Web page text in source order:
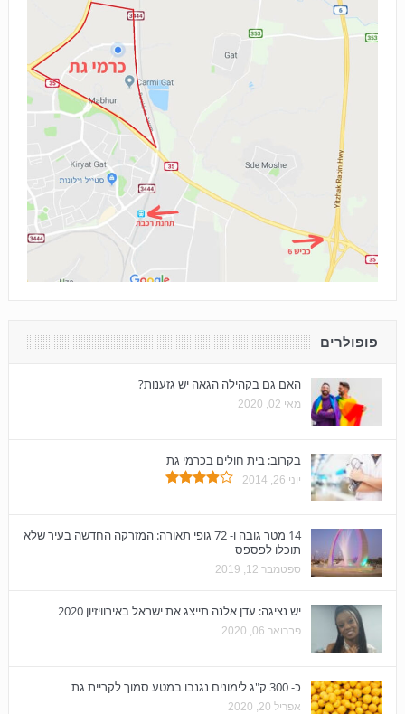
פופולרים
האם גם בקהילה הגאה יש גזענות?
מאי 02, 2020
בקרוב: בית חולים בכרמי גת
יוני 26, 2014
14 מטר גובה ו- 72 גופי תאורה: המזרקה החדשה בעיר שלא
תוכלו לפספס
ספטמבר 12, 2019
יש נציגה: עדן אלנה תייצג את ישראל באירוויזיון 2020
פברואר 06, 2020
כ- 300 ק"ג לימונים נגנבו במטע סמוך לקריית גת
אפריל 20, 2020